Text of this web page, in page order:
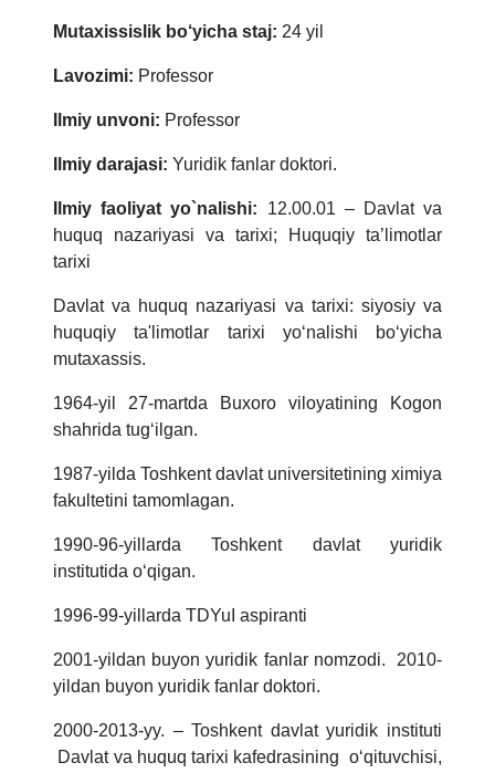
Mutaxissislik bo‘yicha staj: 24 yil
Lavozimi: Professor
Ilmiy unvoni: Professor
Ilmiy darajasi: Yuridik fanlar doktori.
Ilmiy faoliyat yo`nalishi: 12.00.01 – Davlat va
huquq nazariyasi va tarixi; Huquqiy ta’limotlar
tarixi
Davlat va huquq nazariyasi va tarixi: siyosiy va
huquqiy ta'limotlar tarixi yo‘nalishi bo‘yicha
mutaxassis.
1964-yil 27-martda Buxoro viloyatining Kogon
shahrida tug‘ilgan.
1987-yilda Toshkent davlat universitetining ximiya
fakultetini tamomlagan.
1990-96-yillarda Toshkent davlat yuridik
institutida o‘qigan.
1996-99-yillarda TDYuI aspiranti
2001-yildan buyon yuridik fanlar nomzodi. 2010-
yildan buyon yuridik fanlar doktori.
2000-2013-yy. – Toshkent davlat yuridik instituti
Davlat va huquq tarixi kafedrasining o‘qituvchisi,